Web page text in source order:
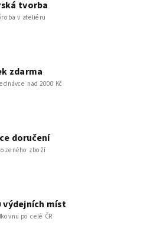
tvorba
v ateliéru
zdarma
nad 2000 Kč
doručení
zboží
výdejních míst
po celé ČR